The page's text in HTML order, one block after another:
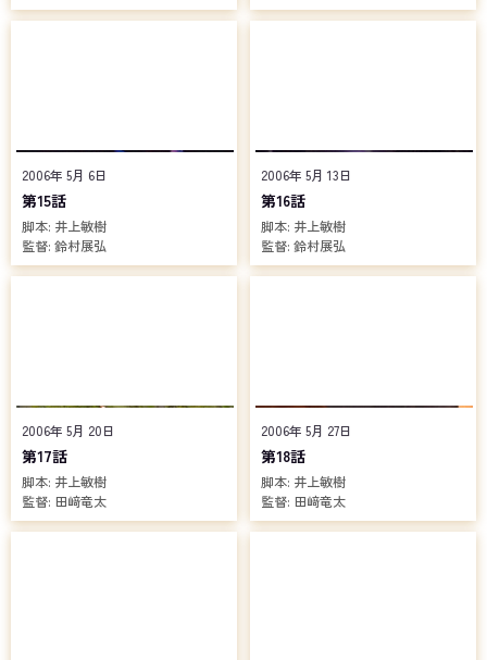
2006年 5月 6日
第15話
脚本: 井上敏樹
監督: 鈴村展弘
2006年 5月 13日
第16話
脚本: 井上敏樹
監督: 鈴村展弘
2006年 5月 20日
第17話
脚本: 井上敏樹
監督: 田﨑竜太
2006年 5月 27日
第18話
脚本: 井上敏樹
監督: 田﨑竜太